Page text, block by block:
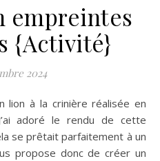
empreintes
{Activité}
2024
adoré le rendu de cette
se prêtait parfaitement à un
propose donc de créer un